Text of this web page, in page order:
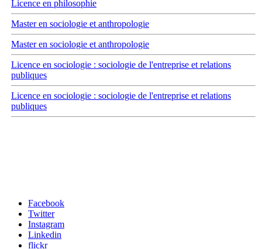
Licence en philosophie
Master en sociologie et anthropologie
Master en sociologie et anthropologie
Licence en sociologie : sociologie de l'entreprise et relations
publiques
Licence en sociologie : sociologie de l'entreprise et relations
publiques
Facebook
Twitter
Instagram
Linkedin
flickr